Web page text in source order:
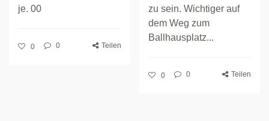
je. 00
0 0 Teilen
zu sein. Wichtiger auf
dem Weg zum
Ballhausplatz...
0 0 Teilen